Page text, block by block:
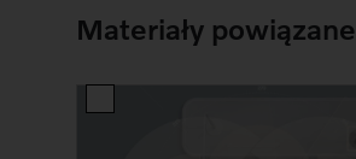
Materiały powiązane